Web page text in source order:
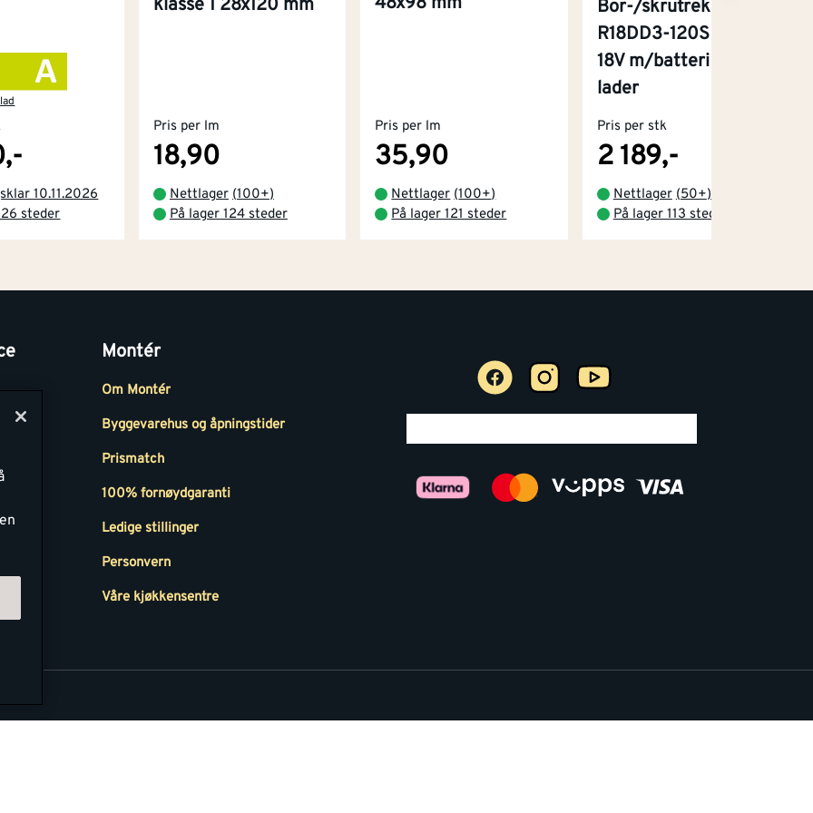
10.11.2026
steder
klasse 1 28x120 mm
Pris per lm
18,90
Nettlager (100+)
På lager 124 steder
Pris per lm
35,90
Nettlager (100+)
På lager 121 steder
Bor-/skrutrekker
R18DD3-120S One+
18V m/batteri og
lader
Pris per stk
2 189,-
Nettlager (50+)
På lager 113 steder
Montér
Om Montér
Byggevarehus og åpningstider
Prismatch
100% fornøydgaranti
Ledige stillinger
Personvern
Våre kjøkkensentre